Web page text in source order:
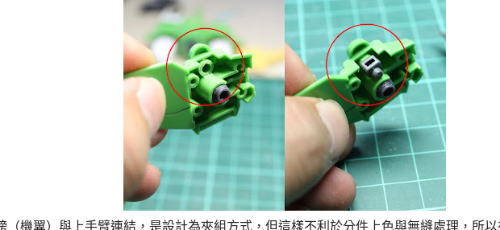
（機翼）與上手臂連結，是設計為夾組方式，但這樣不利於分件上色與無縫處理，所